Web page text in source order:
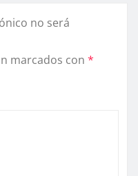
no será
marcados con *